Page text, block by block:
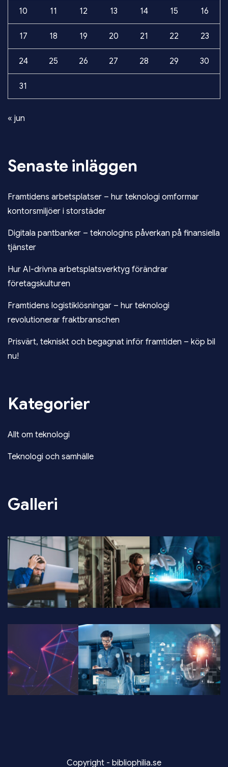
10 11 12 13 14 15 16
17 18 19 20 21 22 23
24 25 26 27 28 29 30
31
« jun
Senaste inläggen
Framtidens arbetsplatser – hur teknologi omformar
kontorsmiljöer i storstäder
Digitala pantbanker – teknologins påverkan på finansiella
tjänster
Hur AI-drivna arbetsplatsverktyg förändrar
företagskulturen
Framtidens logistiklösningar – hur teknologi
revolutionerar fraktbranschen
Prisvärt, tekniskt och begagnat inför framtiden – köp bil
nu!
Kategorier
Allt om teknologi
Teknologi och samhälle
Galleri
Copyright - bibliophilia.se